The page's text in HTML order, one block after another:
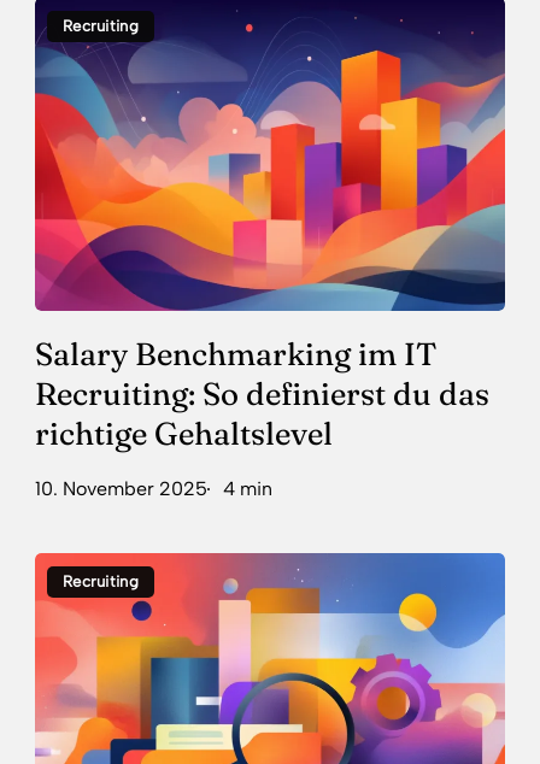
Benchmarking
im
IT
Recruiting:
definierst
du
das
richtige
Gehaltslevel
Recruiting
Salary Benchmarking im IT
Recruiting: So definierst du das
richtige Gehaltslevel
10. November 2025 4 min
Wie
arbeiten
Personalberatungen?
Recruiting